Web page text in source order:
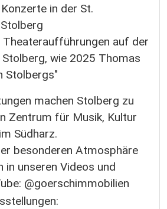
in der St.
Theateraufführungen auf der
Stolberg, wie 2025 Thomas
Stolbergs"
machen Stolberg zu
Zentrum für Musik, Kultur
Südharz.
besonderen Atmosphäre
in unseren Videos und
@goerschimmobilien